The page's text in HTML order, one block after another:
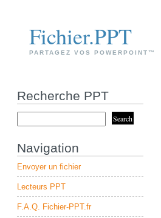
Fichier.PPT
PARTAGEZ VOS POWERPOINT™
Recherche PPT
Navigation
Envoyer un fichier
Lecteurs PPT
F.A.Q. Fichier-PPT.fr